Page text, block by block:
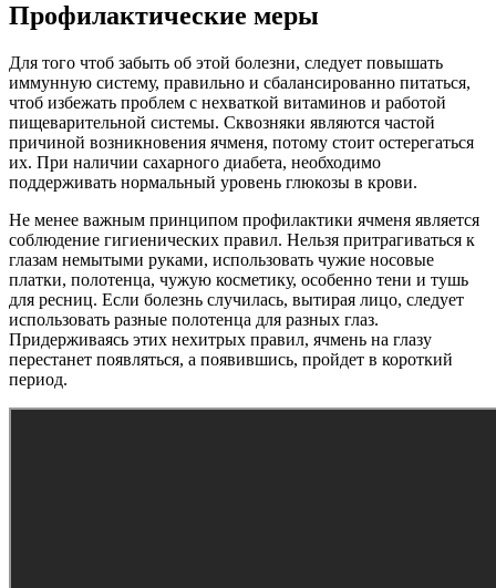
Профилактические меры
Для того чтоб забыть об этой болезни, следует повышать
иммунную систему, правильно и сбалансированно питаться,
чтоб избежать проблем с нехваткой витаминов и работой
пищеварительной системы. Сквозняки являются частой
причиной возникновения ячменя, потому стоит остерегаться
их. При наличии сахарного диабета, необходимо
поддерживать нормальный уровень глюкозы в крови.
Не менее важным принципом профилактики ячменя является
соблюдение гигиенических правил. Нельзя притрагиваться к
глазам немытыми руками, использовать чужие носовые
платки, полотенца, чужую косметику, особенно тени и тушь
для ресниц. Если болезнь случилась, вытирая лицо, следует
использовать разные полотенца для разных глаз.
Придерживаясь этих нехитрых правил, ячмень на глазу
перестанет появляться, а появившись, пройдет в короткий
период.